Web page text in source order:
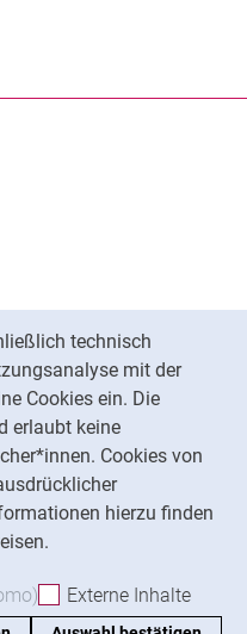
technisch
mit der
Cookies ein. Die
erlaubt keine
Cookies von
hierzu finden
akzeptieren
Analyse-Cookies
Externe Inhalte